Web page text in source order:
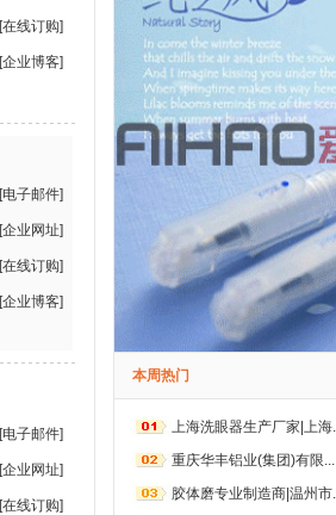
[在线订购]
[企业博客]
[电子邮件]
[企业网址]
[在线订购]
[企业博客]
[电子邮件]
[企业网址]
[在线订购]
本周热门
上海洗眼器生产厂家|上海...
重庆华丰铝业(集团)有限...
胶体磨专业制造商|温州市...